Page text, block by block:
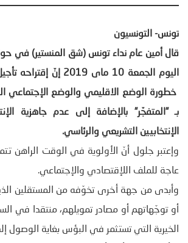
تونس- التونسيون
قال أمين عام نداء تونس (شق المنستير) في
اليوم الجمعة 10 ماى 2019
خطورة الوضع الاقليمي والوضع الإجتماعي
بـ ”المتفجّر” بالإضافة إلى عدم جاهزية
الإنتخابيين التشريعي والرئاسي.
وإعتبر جلول أنّ الأولوية في الوقت الراهن
عاجة للملف اللإقتصادي والإجتماعي.
وأبدى من جهة أخرى تخوّفه من المستقلين
أو توجّهاتهم أو مصادر تمويلهم، منتقدا في
الخيرية التي تستثمر في البؤس بغاية الوصول